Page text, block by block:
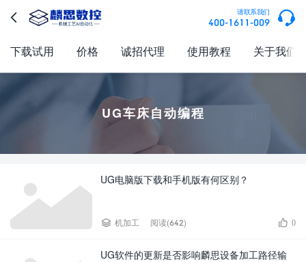
 请联系我们
400-1611-009 
下载试用 价格 诚招代理 使用教程 关于我们
UG车床自动编程
UG电脑版下载和手机版有何区别？
 机加工 阅读(642)  0
UG软件的更新是否影响麟思设备加工路径输